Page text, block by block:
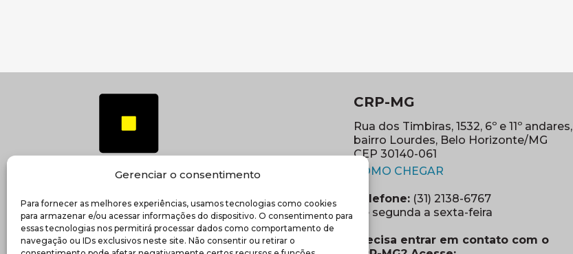
Gerenciar o consentimento
Para fornecer as melhores experiências, usamos tecnologias como cookies
para armazenar e/ou acessar informações do dispositivo. O consentimento para
essas tecnologias nos permitirá processar dados como comportamento de
navegação ou IDs exclusivos neste site. Não consentir ou retirar o
Transparência e prestação de contas(abre em nova janela)
CRP-MG
Rua dos Timbiras, 1532, 6º e 11º andares,
bairro Lourdes, Belo Horizonte/MG
CEP 30140-061
COMO CHEGAR(abre em nova janela)
Telefone:(31) 2138-6767
De segunda a sexta-feira
Precisa entrar em contato com o